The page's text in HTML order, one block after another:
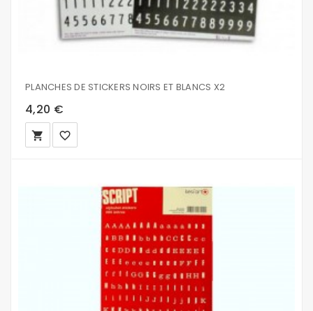
PLANCHES DE STICKERS NOIRS ET BLANCS X2
4,20 €
local_grocery_store favorite_border